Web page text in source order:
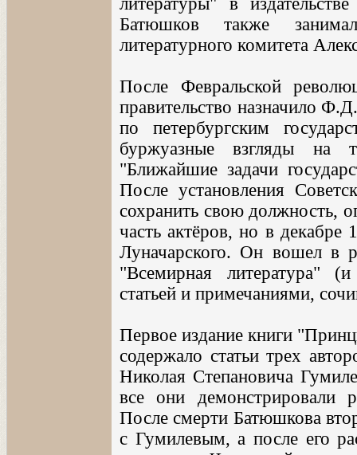
Батюшков также
литературного комитета
После Февральской
правительство назначило
по петербургским
буржуазные взгляды на
"Ближайшие задачи
После установления
сохранить свою должность,
часть актёров, но в
Луначарского. Он вошел в
"Всемирная литература"
статьей и примечаниями,
Первое издание книги
содержало статьи трех
Николая Степановича
все они демонстрировали
После смерти Батюшкова
с Гумилевым, а после его